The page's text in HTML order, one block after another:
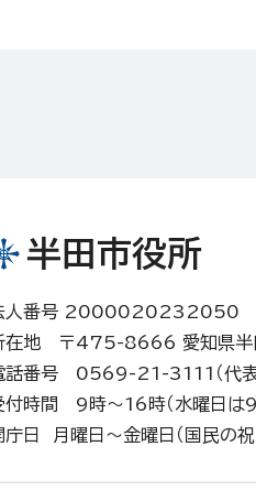
半田市役所
人番号 2000020232050
在地 〒475-8666 愛知県半
話番号 0569-21-3111（代
付時間 9時～16時（水曜日は9
庁日 月曜日～金曜日（国民の